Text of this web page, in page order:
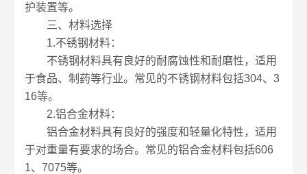
护装置等。
三、材料选择
1.不锈钢材料：
不锈钢材料具有良好的耐腐蚀性和耐磨性，适用
于食品、制药等行业。常见的不锈钢材料包括304、3
16等。
2.铝合金材料：
铝合金材料具有良好的强度和轻量化特性，适用
于对重量有要求的场合。常见的铝合金材料包括606
1、7075等。